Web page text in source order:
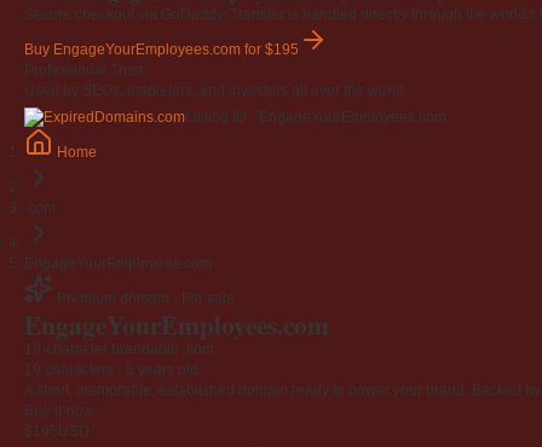
Secure checkout via GoDaddy. Transfer is handled directly through the world's
Buy EngageYourEmployees.com for $195
Professional Trust
Used by SEOs, marketers, and investors all over the world.
Listing ID · EngageYourEmployees.com
Home
.com
EngageYourEmployees.com
Premium domain · For sale
EngageYourEmployees.com
19-character brandable .com
19 characters · 6 years old
A short, memorable, established domain ready to power your brand. Backed
Buy-it-now
$195USD